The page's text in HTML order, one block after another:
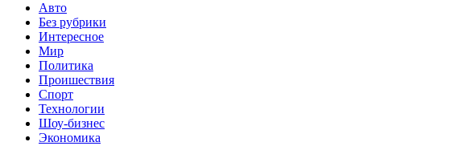
Авто
Без рубрики
Интересное
Мир
Политика
Проишествия
Спорт
Технологии
Шоу-бизнес
Экономика